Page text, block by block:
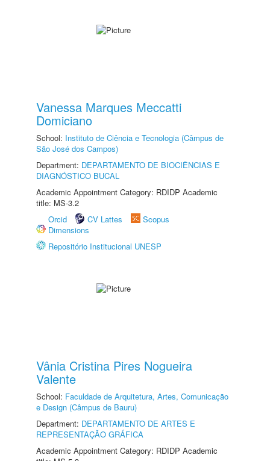
Vanessa Marques Meccatti
Domiciano
School: Instituto de Ciência e Tecnologia (Câmpus de
São José dos Campos)
Department: DEPARTAMENTO DE BIOCIÊNCIAS E
DIAGNÓSTICO BUCAL
Academic Appointment Category: RDIDP Academic
title: MS-3.2
Orcid
CV Lattes
Scopus
Dimensions
Repositório Institucional UNESP
Vânia Cristina Pires Nogueira
Valente
School: Faculdade de Arquitetura, Artes, Comunicação
e Design (Câmpus de Bauru)
Department: DEPARTAMENTO DE ARTES E
REPRESENTAÇÃO GRÁFICA
Academic Appointment Category: RDIDP Academic